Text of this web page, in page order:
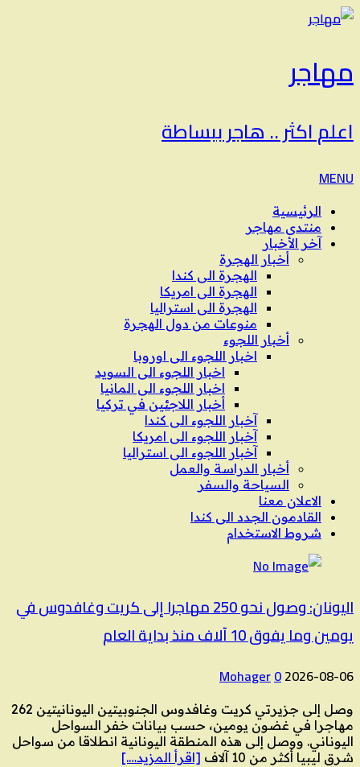
مهاجر
اعلم اكثر .. هاجر ببساطة
MENU
الرئيسية
منتدى مهاجر
آخر الأخبار
أخبار الهجرة
الهجرة الى كندا
الهجرة الى امريكا
الهجرة الى استراليا
منوعات من دول الهجرة
أخبار اللجوء
اخبار اللجوء الى اوروبا
اخبار اللجوء الى السويد
اخبار اللجوء الى المانيا
أخبار اللاجئين في تركيا
آخبار اللجوء الى كندا
آخبار اللجوء الى امريكا
آخبار اللجوء الى استراليا
أخبار الدراسة والعمل
السياحة والسفر
الاعلان معنا
القادمون الجدد الى كندا
شروط الاستخدام
اليونان: وصول نحو 250 مهاجرا إلى كريت وغافدوس في
يومين وما يفوق 10 آلاف منذ بداية العام
2026-08-06
Mohager0
وصل إلى جزيرتي كريت وغافدوس الجنوبيتين اليونانيتين 262
مهاجرا في غضون يومين، حسب بيانات خفر السواحل
اليوناني. ووصل إلى هذه المنطقة اليونانية انطلاقا من سواحل
شرق ليبيا أكثر من 10 آلاف
[اقرأ المزيد….]